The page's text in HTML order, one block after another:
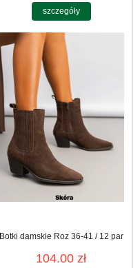
szczegóły
Botki damskie Roz 36-41 / 12 par
104.00 zł